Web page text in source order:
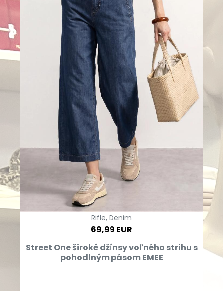
Rifle, Denim
69,99 EUR
Street One široké džínsy voľného strihu s
pohodlným pásom EMEE